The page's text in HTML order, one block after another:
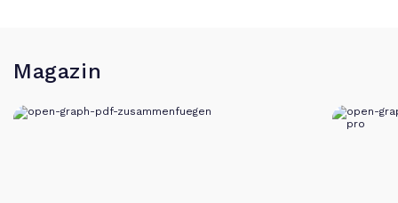
Magazin